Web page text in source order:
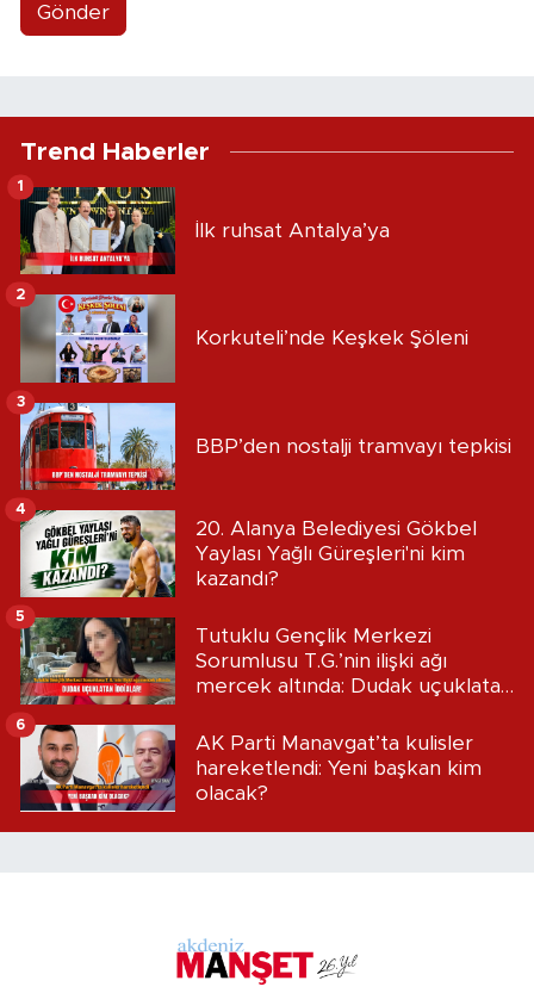
Gönder
Trend Haberler
İlk ruhsat Antalya’ya
1
Korkuteli’nde Keşkek Şöleni
2
BBP’den nostalji tramvayı tepkisi
3
20. Alanya Belediyesi Gökbel
Yaylası Yağlı Güreşleri'ni kim
kazandı?
4
Tutuklu Gençlik Merkezi
Sorumlusu T.G.’nin ilişki ağı
mercek altında: Dudak uçuklatan
5
AK Parti Manavgat’ta kulisler
hareketlendi: Yeni başkan kim
olacak?
6